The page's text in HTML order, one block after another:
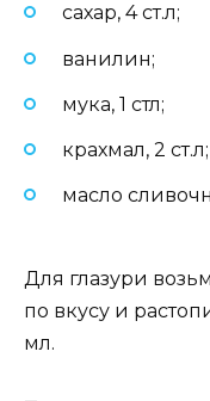
сахар, 4 ст.л;
ванилин;
мука, 1 стл;
крахмал, 2 ст.л;
масло
Для глазури
по вкусу и
мл.